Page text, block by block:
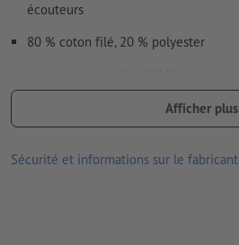
écouteurs
80 % coton filé, 20 % polyester
Afficher plus
Sécurité et informations sur le fabricant